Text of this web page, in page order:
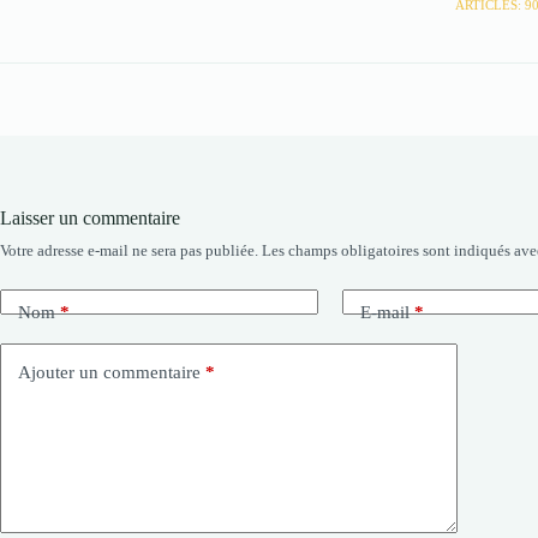
ARTICLES:
Laisser un commentaire
Votre adresse e-mail ne sera pas publiée. Les champs obligatoires sont indiqués
Nom* E-mail*
Ajouter un commentaire *